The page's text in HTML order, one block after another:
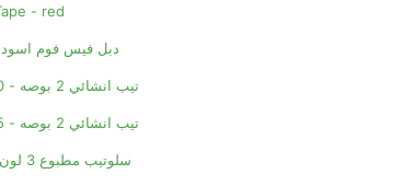
- red
دبل فيس فوم اسود - 1
تيب انشائي 2 بوصه - 20 يارده
تيب انشائي 2 بوصه - 45 يارده
سلوتيب مطبوع 3 لون - ابيض